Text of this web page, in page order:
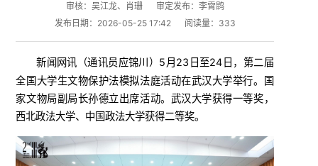
审核：吴江龙、肖珊
审定发布：李霄鹍
发布日期：2026-05-25 17:42
阅读量： 333
新闻网讯（通讯员应锦川 ）5月23日至24日，第二届
全国大学生文物保护法模拟法庭活动在武汉大学举行。国
家文物局副局长孙德立出席活动。武汉大学获得一等奖，
西北政法大学、中国政法大学获得二等奖。